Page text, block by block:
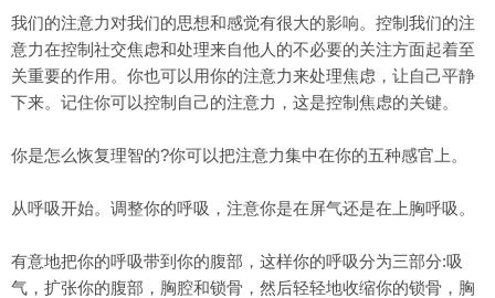
我们的注意力对我们的思想和感觉有很大的影响。控制我们的注
意力在控制社交焦虑和处理来自他人的不必要的关注方面起着至
关重要的作用。你也可以用你的注意力来处理焦虑，让自己平静
下来。记住你可以控制自己的注意力，这是控制焦虑的关键。
你是怎么恢复理智的?你可以把注意力集中在你的五种感官上。
从呼吸开始。调整你的呼吸，注意你是在屏气还是在上胸呼吸。
有意地把你的呼吸带到你的腹部，这样你的呼吸分为三部分:吸
气，扩张你的腹部，胸腔和锁骨，然后轻轻地收缩你的锁骨，胸